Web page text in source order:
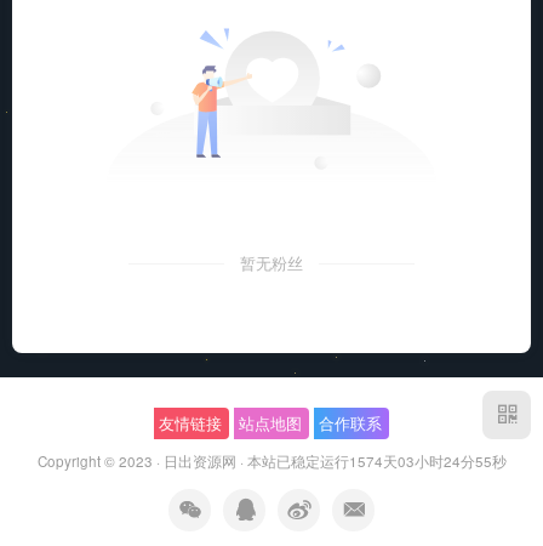
暂无粉丝
友情链接 站点地图 合作联系
Copyright © 2023 · 日出资源网 · 本站已稳定运行1574天03小时24分55秒